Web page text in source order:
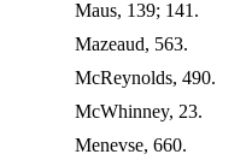
Maus, 139; 141.
Mazeaud, 563.
McReynolds, 490.
McWhinney, 23.
Menevse, 660.